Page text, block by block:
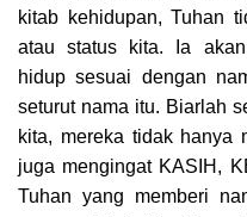
kitab kehidupan, Tuhan
atau status kita. Ia akan
hidup sesuai dengan
seturut nama itu. Biarlah
kita, mereka tidak hanya
juga mengingat KASIH,
Tuhan yang memberi